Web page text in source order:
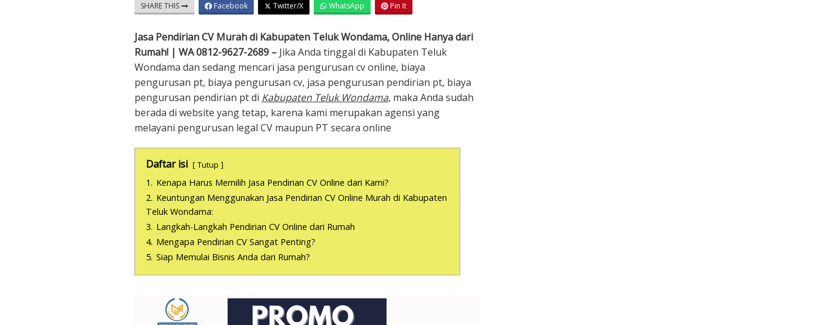
SHARE THIS Facebook Twitter/X WhatsApp Pin It
Jasa Pendirian CV Murah di Kabupaten Teluk Wondama, Online Hanya dari
Rumah! | WA 0812-9627-2689 – Jika Anda tinggal di Kabupaten Teluk
Wondama dan sedang mencari jasa pengurusan cv online, biaya
pengurusan pt, biaya pengurusan cv, jasa pengurusan pendirian pt, biaya
pengurusan pendirian pt di Kabupaten Teluk Wondama, maka Anda sudah
berada di website yang tetap, karena kami merupakan agensi yang
melayani pengurusan legal CV maupun PT secara online
Daftar isi Tutup
1. Kenapa Harus Memilih Jasa Pendirian CV Online dari Kami?
2. Keuntungan Menggunakan Jasa Pendirian CV Online Murah di Kabupaten
Teluk Wondama:
3. Langkah-Langkah Pendirian CV Online dari Rumah
4. Mengapa Pendirian CV Sangat Penting?
5. Siap Memulai Bisnis Anda dari Rumah?